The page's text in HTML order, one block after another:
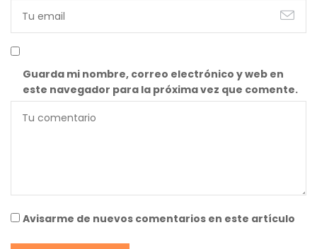
Guarda mi nombre, correo electrónico y web en
este navegador para la próxima vez que comente.
Avisarme de nuevos comentarios en este artículo